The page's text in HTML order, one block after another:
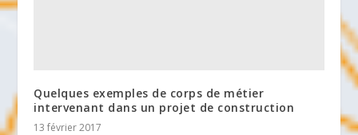
Quelques exemples de corps de métier
intervenant dans un projet de construction
13 février 2017